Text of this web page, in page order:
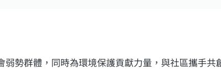
弱勢群體，同時為環境保護貢獻力量，與社區攜手共